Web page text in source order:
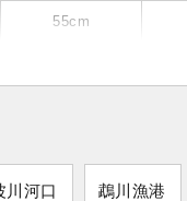
55cm
川河口 鵡川漁港